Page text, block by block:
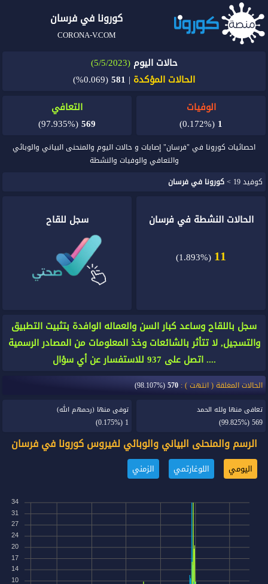
كورونا في فرسان
CORONA-V.COM
حالات اليوم (5/5/2023)
الحالات المؤكدة |
581
(0.069%)
الوفيات
1
(0.172%)
التعافي
569
(97.935%)
احصائيات كورونا في "فرسان" إصابات و حالات اليوم والمنحنى البياني والوبائي
والتعافي والوفيات والنشطة
كوفيد 19
>كورونا في فرسان
الحالات النشطة في فرسان
11
(1.893%)
سجل للقاح
سجل باللقاح وساعد كبار السن والعماله الوافدة بتثبيت التطبيق
والتسجيل, لا تتأثر بالشائعات وخذ المعلومات من المصادر الرسمية
.... اتصل على 937 للاستفسار عن أي سؤال
الحالات المغلقة ( انتهت ) :570
(98.107%)
تعافى منها ولله الحمد
569
(99.825%)
توفى منها (رحمهم الله)
1
(0.175%)
الرسم والمنحنى البياني والوبائي لفيروس كورونا في فرسان
اليومي اللوغارتمي الزمني
34
31
27
24
20
17
14
10